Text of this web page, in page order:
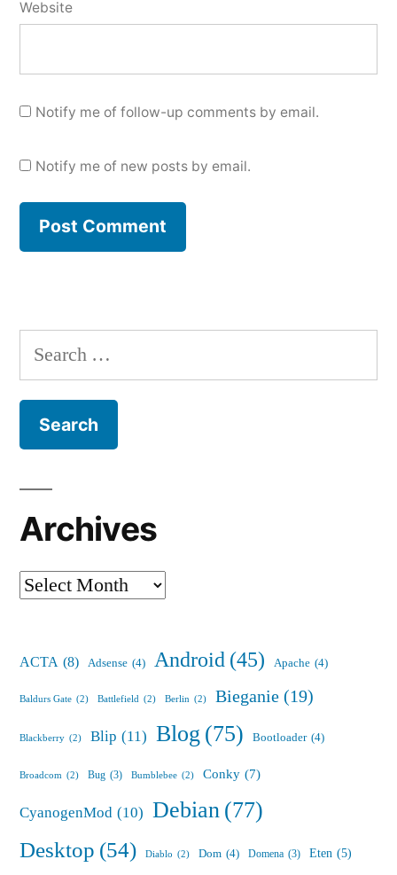
Website
Notify me of follow-up comments by email.
Notify me of new posts by email.
Search
for:
Archives
Archives
ACTA (8) Adsense (4) Android (45) Apache (4)
Baldurs Gate (2) Battlefield (2) Berlin (2) Bieganie (19)
Blackberry (2) Blip (11) Blog(75) Bootloader (4)
Broadcom (2) Bug (3) Bumblebee (2) Conky (7)
CyanogenMod (10) Debian(77)
Desktop (54) Diablo (2) Dom (4) Domena (3) Eten (5)